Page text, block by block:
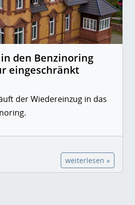
den Benzinoring
eingeschränkt
der Wiedereinzug in das
weiterlesen »